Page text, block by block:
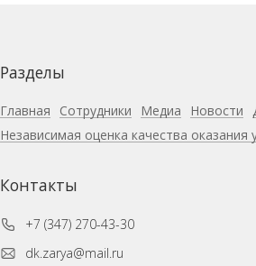
Разделы
Главная Сотрудники Медиа Новости
Независимая оценка качества оказания
Контакты
+7 (347) 270-43-30
dk.zarya@mail.ru